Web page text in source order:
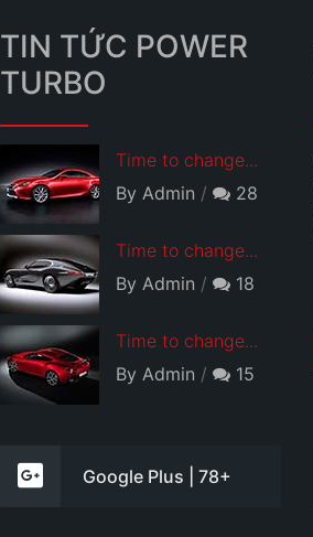
TIN TỨC POWER
TURBO
Time to change...
By Admin
28
Time to change...
By Admin
18
Time to change...
By Admin
15
Google Plus | 78+